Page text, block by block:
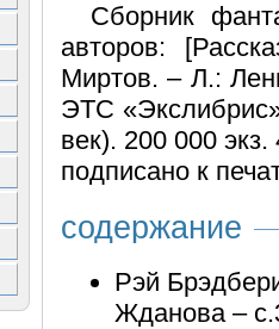
Сборник
авторов:
Миртов. – Л.:
ЭТС
век). 200 000
подписано к
содержание
Рэй
Жданова –